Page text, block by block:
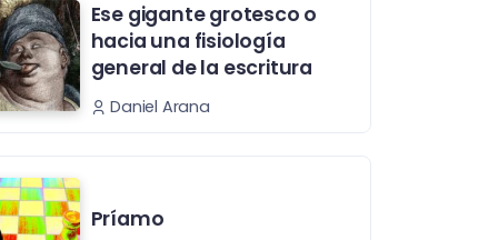
Ese gigante grotesco o
hacia una fisiología
general de la escritura
Daniel Arana
Príamo